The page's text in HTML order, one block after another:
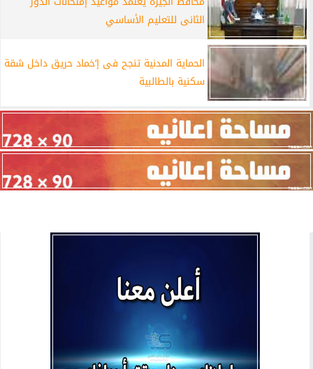
الثانى للتعليم الأساسي
الحماية المدنية تنجح فى إ‘خماد حريق داخل شقة
سكنية بالطالبية